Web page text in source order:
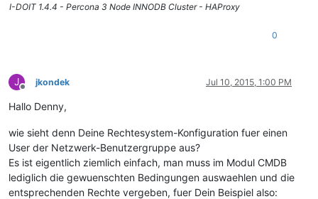
I-DOIT 1.4.4 - Percona 3 Node INNODB Cluster - HAProxy
0
J
Offline
jkondek Jul 10, 2015, 1:00 PM
Hallo Denny,
wie sieht denn Deine Rechtesystem-Konfiguration fuer einen
User der Netzwerk-Benutzergruppe aus?
Es ist eigentlich ziemlich einfach, man muss im Modul CMDB
lediglich die gewuenschten Bedingungen auswaehlen und die
entsprechenden Rechte vergeben, fuer Dein Beispiel also: